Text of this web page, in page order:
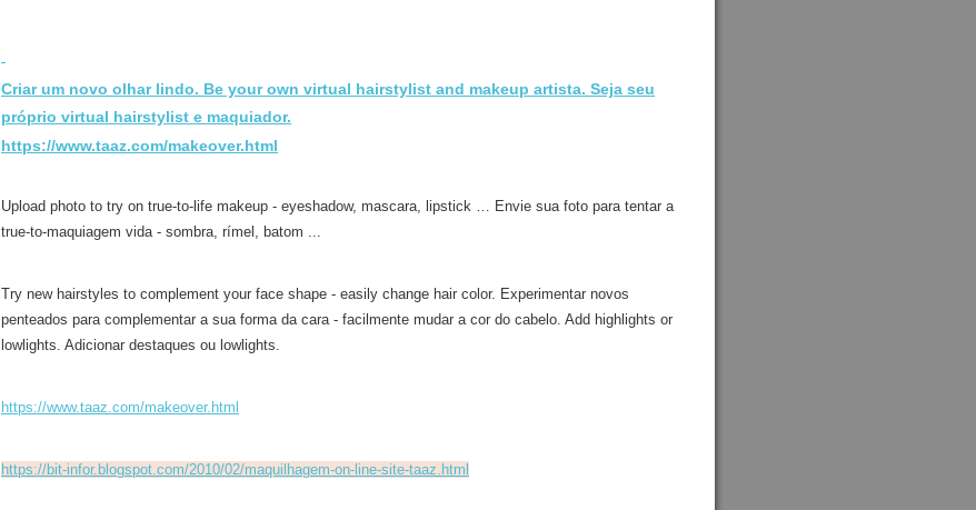
Criar um novo olhar lindo. Be your own virtual hairstylist and makeup artista. Seja seu
próprio virtual hairstylist e maquiador.
https://www.taaz.com/makeover.html
Upload photo to try on true-to-life makeup - eyeshadow, mascara, lipstick … Envie sua foto para tentar a
true-to-maquiagem vida - sombra, rímel, batom ...
Try new hairstyles to complement your face shape - easily change hair color. Experimentar novos
penteados para complementar a sua forma da cara - facilmente mudar a cor do cabelo. Add highlights or
lowlights. Adicionar destaques ou lowlights.
https://www.taaz.com/makeover.html
https://bit-infor.blogspot.com/2010/02/maquilhagem-on-line-site-taaz.html